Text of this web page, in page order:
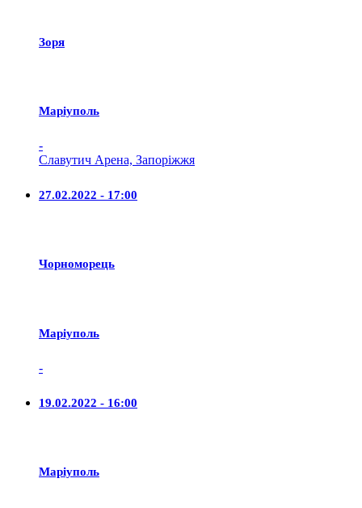
Зоря
Маріуполь
-
Славутич Арена, Запоріжжя
27.02.2022 - 17:00
Чорноморець
Маріуполь
-
19.02.2022 - 16:00
Маріуполь